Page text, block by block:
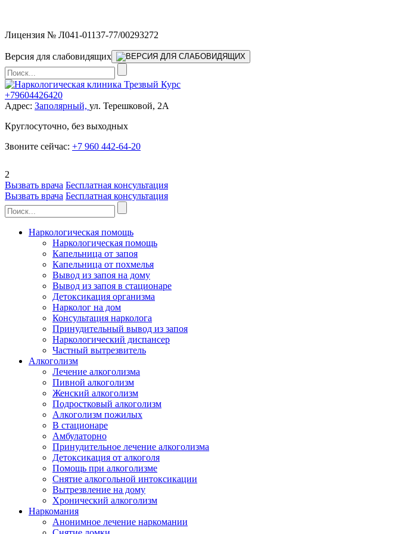
Лицензия № Л041-01137-77/00293272
Версия для слабовидящих
+79604426420
Адрес: Заполярный, ул. Терешковой, 2А
Круглосуточно, без выходных
Звоните сейчас: +7 960 442-64-20
2
Вызвать врача Бесплатная консультация
Вызвать врача Бесплатная консультация
Наркологическая помощь
Наркологическая помощь
Капельница от запоя
Капельница от похмелья
Вывод из запоя на дому
Вывод из запоя в стационаре
Детоксикация организма
Нарколог на дом
Консультация нарколога
Принудительный вывод из запоя
Наркологический диспансер
Частный вытрезвитель
Алкоголизм
Лечение алкоголизма
Пивной алкоголизм
Женский алкоголизм
Подростковый алкоголизм
Алкоголизм пожилых
В стационаре
Амбулаторно
Принудительное лечение алкоголизма
Детоксикация от алкоголя
Помощь при алкоголизме
Снятие алкогольной интоксикации
Вытрезвление на дому
Хронический алкоголизм
Наркомания
Анонимное лечение наркомании